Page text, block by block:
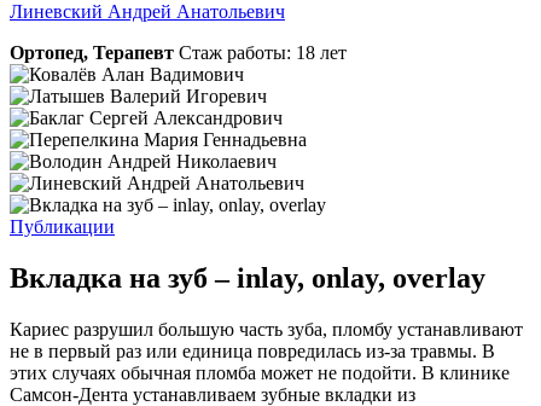
Линевский Андрей Анатольевич
Ортопед, Терапевт Стаж работы: 18 лет
Публикации
Вкладка на зуб – inlay, onlay, overlay
Кариес разрушил большую часть зуба, пломбу устанавливают
не в первый раз или единица повредилась из-за травмы. В
этих случаях обычная пломба может не подойти. В клинике
Самсон-Дента устанавливаем зубные вкладки из